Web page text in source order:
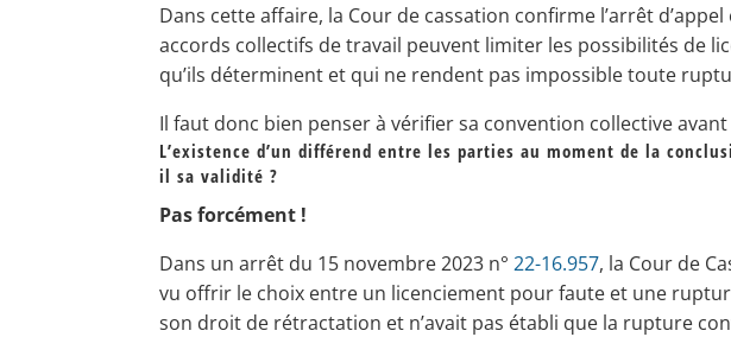
Dans cette affaire, la Cour de cassation confirme l’arrêt
accords collectifs de travail peuvent limiter les possibilités de
qu’ils déterminent et qui ne rendent pas impossible toute
Il faut donc bien penser à vérifier sa convention collective
L’existence d’un différend entre les parties au moment de la
il sa validité ?
Pas forcément !
Dans un arrêt du 15 novembre 2023 n°22-16.957, la Cour de
vu offrir le choix entre un licenciement pour faute et une
son droit de rétractation et n’avait pas établi que la rupture